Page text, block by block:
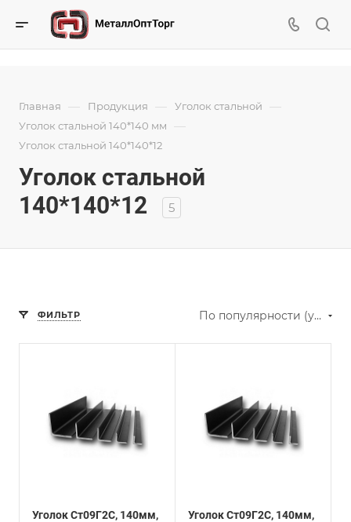
Главная — Продукция — Уголок стальной —
Уголок стальной 140*140 мм —
Уголок стальной 140*140*12
Уголок стальной
140*140*12
5
ФИЛЬТР По популярности (убывание)
Уголок Ст09Г2С, 140мм,
Уголок Ст09Г2С, 140мм,